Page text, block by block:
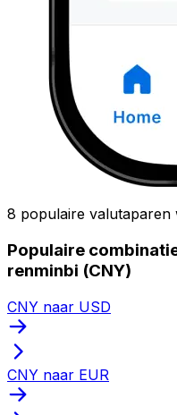
8 populaire valutaparen
Populaire
renminbi (CNY)
CNY naar USD
CNY naar EUR